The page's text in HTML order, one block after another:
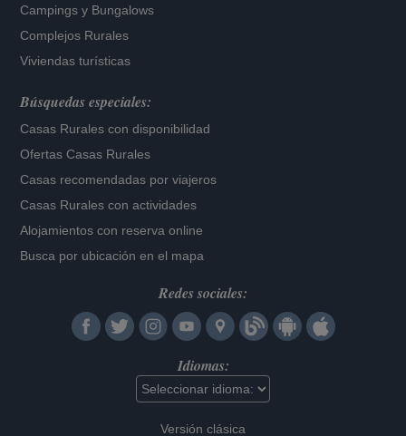
Campings y Bungalows
Complejos Rurales
Viviendas turísticas
Búsquedas especiales:
Casas Rurales con disponibilidad
Ofertas Casas Rurales
Casas recomendadas por viajeros
Casas Rurales con actividades
Alojamientos con reserva online
Busca por ubicación en el mapa
Redes sociales:
Idiomas:
Versión clásica